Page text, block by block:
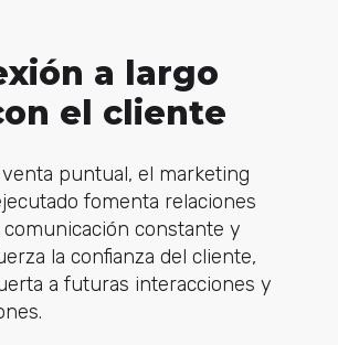
a largo
el cliente
venta puntual, el marketing
fomenta relaciones
comunicación constante y
la confianza del cliente,
a futuras interacciones y